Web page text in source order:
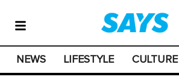
NEWS LIFESTYLE CULTURE